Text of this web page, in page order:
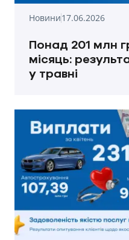
Новини17.06.2026
Понад 201 млн
місяць:
у травні